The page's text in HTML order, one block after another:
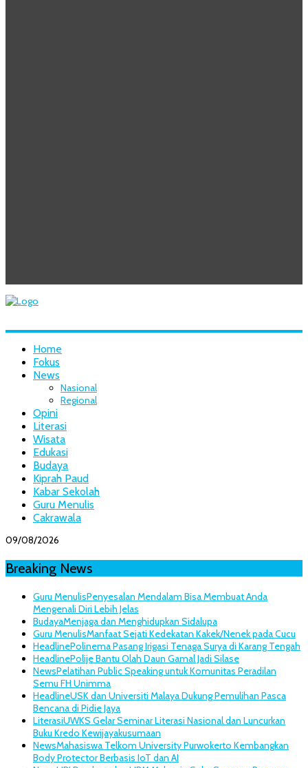
Home
Fokus
News
Nasional
Regional
Opini
Literasi
Wisata
Edukasi
Budaya
Kiprah Paud
Kabar Sekolah
Guru Menulis
Cakrawala
09/08/2026
Breaking News
Guru MenulisPenyesalan Mendalam Bisa Membuat Anda
Mengenali Diri Lebih Jelas
BudayaMenjaga dan Menghidupkan Sidalupa
Guru MenulisManfaat Sejati Kedekatan Kakek/Nenek pada Cucu
HeadlinePolinema Pasang Irigasi Tenaga Surya di Karang Tengah
HeadlinePolije Bantu Olah Daun Gamal Jadi Silase
NewsPelatihan Public Speaking untuk Komunitas Peradilan
Semu FH Unimma
HeadlineUSK dan Universiti Malaya Dukung Pemulihan Pasca
Bencana di Pidie Jaya
LiterasiUWKS Gelar Seminar Literasi Nasional dan Luncurkan
Buku Kredo Kewijayakusumaan
NewsMahasiswa Telkom University Purwokerto Kembangkan
Body Protector Berbasis IoT dan AI